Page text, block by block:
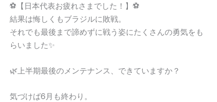
⚽️【日本代表お疲れさまでした！】⚽️
結果は悔しくもブラジルに敗戦。
それでも最後まで諦めずに戦う姿にたくさんの勇気をも
らいました✨
🌿上半期最後のメンテナンス、できていますか？
気づけば6月も終わり。